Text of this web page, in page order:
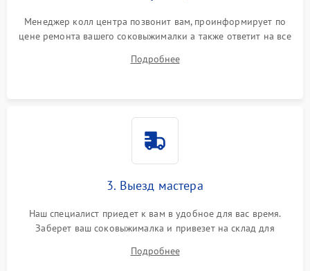
Менеджер колл центра позвонит вам, проинформирует по
цене ремонта вашего соковыжималки а также ответит на все
Подробнее
3. Выезд мастера
Наш специалист приедет к вам в удобное для вас время.
Заберет ваш соковыжималка и привезет на склад для
Подробнее